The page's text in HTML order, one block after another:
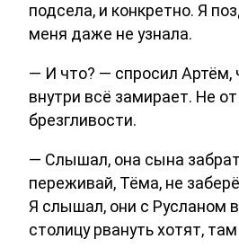
подсела, и конкретно. Я
меня даже не узнала.
— И что? — спросил Артём,
внутри всё замирает. Не
брезгливости.
— Слышал, она сына
переживай, Тёма, не
Я слышал, они с Русланом
столицу рвануть хотят,